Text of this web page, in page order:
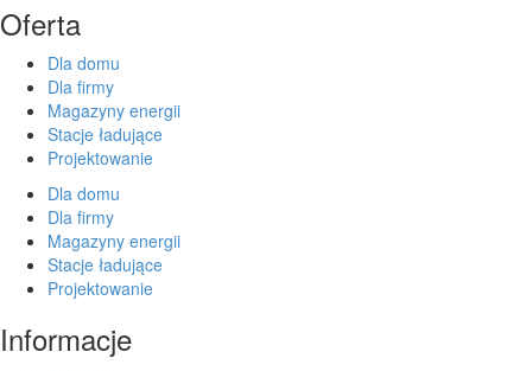
Oferta
Dla domu
Dla firmy
Magazyny energii
Stacje ładujące
Projektowanie
Dla domu
Dla firmy
Magazyny energii
Stacje ładujące
Projektowanie
Informacje